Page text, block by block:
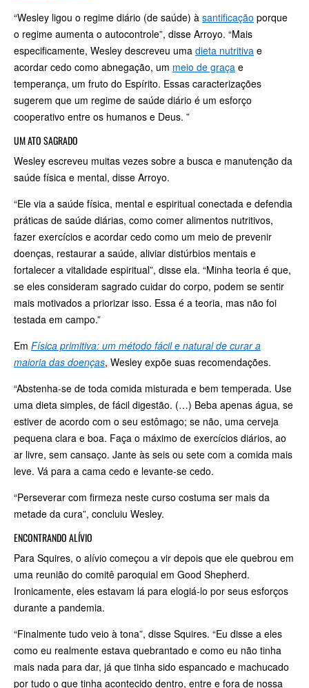
“Wesley ligou o regime diário (de saúde) à santificação porque
o regime aumenta o autocontrole”, disse Arroyo. “Mais
especificamente, Wesley descreveu uma dieta nutritiva e
acordar cedo como abnegação, um meio de graça e
temperança, um fruto do Espírito. Essas caracterizações
sugerem que um regime de saúde diário é um esforço
cooperativo entre os humanos e Deus. ”
UM ATO SAGRADO
Wesley escreveu muitas vezes sobre a busca e manutenção da
saúde física e mental, disse Arroyo.
“Ele via a saúde física, mental e espiritual conectada e defendia
práticas de saúde diárias, como comer alimentos nutritivos,
fazer exercícios e acordar cedo como um meio de prevenir
doenças, restaurar a saúde, aliviar distúrbios mentais e
fortalecer a vitalidade espiritual”, disse ela. “Minha teoria é que,
se eles consideram sagrado cuidar do corpo, podem se sentir
mais motivados a priorizar isso. Essa é a teoria, mas não foi
testada em campo.”
Em Física primitiva: um método fácil e natural de curar a
maioria das doenças, Wesley expõe suas recomendações.
“Abstenha-se de toda comida misturada e bem temperada. Use
uma dieta simples, de fácil digestão. (…) Beba apenas água, se
estiver de acordo com o seu estômago; se não, uma cerveja
pequena clara e boa. Faça o máximo de exercícios diários, ao
ar livre, sem cansaço. Jante às seis ou sete com a comida mais
leve. Vá para a cama cedo e levante-se cedo.
“Perseverar com firmeza neste curso costuma ser mais da
metade da cura”, concluiu Wesley.
ENCONTRANDO ALÍVIO
Para Squires, o alívio começou a vir depois que ele quebrou em
uma reunião do comitê paroquial em Good Shepherd.
Ironicamente, eles estavam lá para elogiá-lo por seus esforços
durante a pandemia.
“Finalmente tudo veio à tona”, disse Squires. “Eu disse a eles
como eu realmente estava quebrantado e como eu não tinha
mais nada para dar, já que tinha sido espancado e machucado
por tudo o que tinha acontecido dentro, entre e fora de nossa